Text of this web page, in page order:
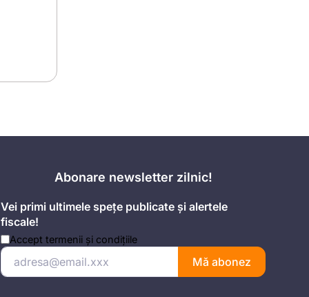
Abonare newsletter zilnic!
Vei primi ultimele spețe publicate și alertele
fiscale!
Accept termenii și condițiile
Mă abonez